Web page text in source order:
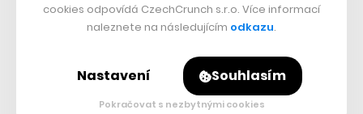
cookies odpovídá CzechCrunch s.r.o. Více informací
naleznete na následujícím odkazu.
Nastavení Souhlasím
Pokračovat s nezbytnými cookies